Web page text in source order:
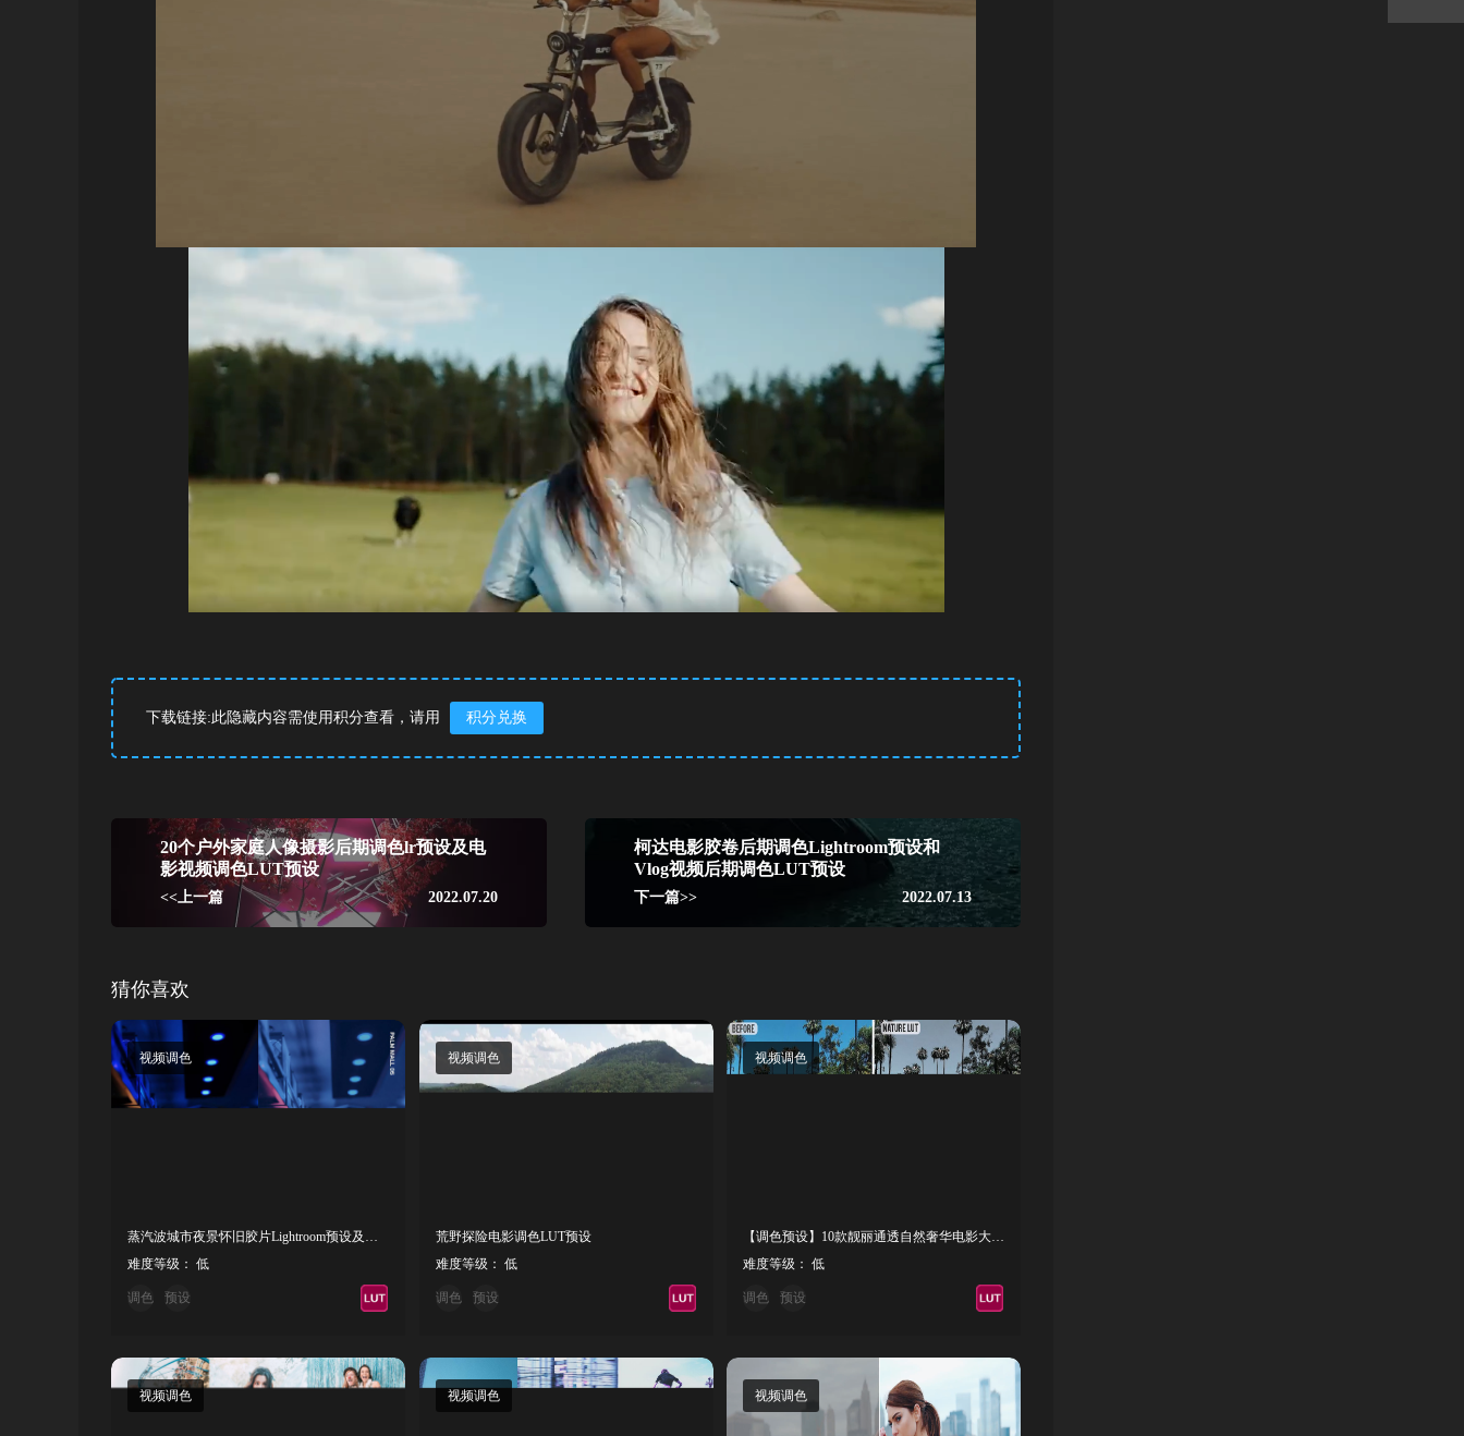
下载链接:此隐藏内容需使用积分查看，请用 积分兑换
20个户外家庭人像摄影后期调色lr预设及电
影视频调色LUT预设
2022.07.20
<<上一篇
柯达电影胶卷后期调色Lightroom预设和
Vlog视频后期调色LUT预设
2022.07.13
下一篇>>
猜你喜欢
视频调色
蒸汽波城市夜景怀旧胶片Lightroom预设及视频后期调色LUT预设
难度等级： 低
调色 预设
视频调色
荒野探险电影调色LUT预设
难度等级： 低
调色 预设
视频调色
【调色预设】10款靓丽通透自然奢华电影大片摄影视频调色LUT预设
难度等级： 低
调色 预设
视频调色 视频调色 视频调色